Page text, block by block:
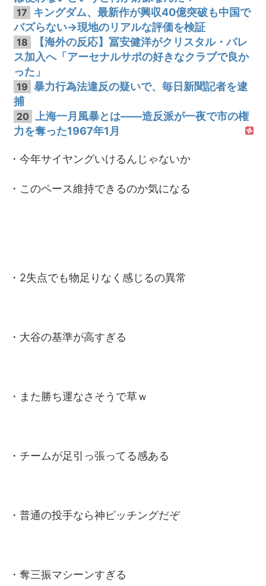
17 キングダム、最新作が興収40億突破も中国で
バズらない→現地のリアルな評価を検証
18
【海外の反応】冨安健洋がクリスタル・パレ
ス加入へ「アーセナルサポの好きなクラブで良か
った」
19 暴力行為法違反の疑いで、毎日新聞記者を逮
捕
20
上海一月風暴とは——造反派が一夜で市の権
力を奪った1967年1月
・今年サイヤングいけるんじゃないか
・このペース維持できるのか気になる
・2失点でも物足りなく感じるの異常
・大谷の基準が高すぎる
・また勝ち運なさそうで草ｗ
・チームが足引っ張ってる感ある
・普通の投手なら神ピッチングだぞ
・奪三振マシーンすぎる